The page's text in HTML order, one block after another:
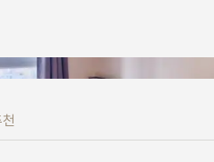
House -2